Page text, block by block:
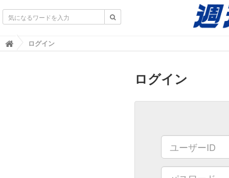
不動産業界専門紙｜週刊住宅タイムズ｜不動産情報
ログイン
ログイン